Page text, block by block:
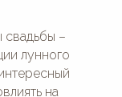
свадьбы –
лунного
на